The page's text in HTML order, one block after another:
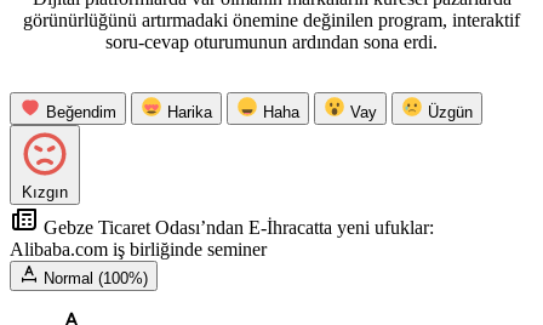
görünürlüğünü artırmadaki önemine değinilen program, interaktif
soru-cevap oturumunun ardından sona erdi.
Beğendim Harika Haha Vay Üzgün
Kızgın
Gebze Ticaret Odası’ndan E-İhracatta yeni ufuklar:
Alibaba.com iş birliğinde seminer
Normal (100%)